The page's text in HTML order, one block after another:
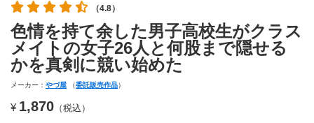
（4.8）
色情を持て余した男子高校生がクラス
メイトの女子26人と何股まで隠せる
かを真剣に競い始めた
メーカー： やづ屋 （委託販売作品）
¥ 1,870 （税込）